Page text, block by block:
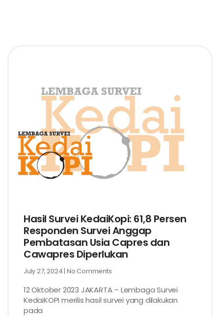
Hasil Survei KedaiKopi: 61,8 Persen
Responden Survei Anggap
Pembatasan Usia Capres dan
Cawapres Diperlukan
July 27, 2024 No Comments
12 Oktober 2023 JAKARTA – Lembaga Survei
KedaiKOPI merilis hasil survei yang dilakukan
pada